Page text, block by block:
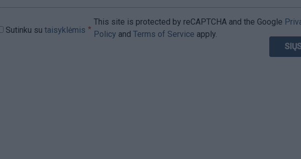
Sutinku su taisyklėmis
This site is protected by reCAPTCHA and the Google
Policy and Terms of Service apply.